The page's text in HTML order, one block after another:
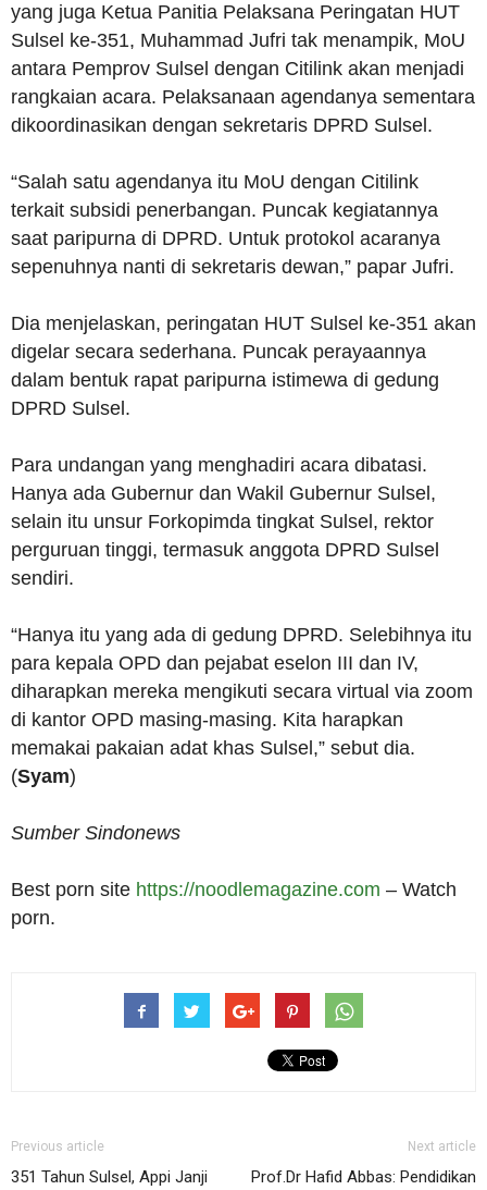
yang juga Ketua Panitia Pelaksana Peringatan HUT
Sulsel ke-351, Muhammad Jufri tak menampik, MoU
antara Pemprov Sulsel dengan Citilink akan menjadi
rangkaian acara. Pelaksanaan agendanya sementara
dikoordinasikan dengan sekretaris DPRD Sulsel.
“Salah satu agendanya itu MoU dengan Citilink
terkait subsidi penerbangan. Puncak kegiatannya
saat paripurna di DPRD. Untuk protokol acaranya
sepenuhnya nanti di sekretaris dewan,” papar Jufri.
Dia menjelaskan, peringatan HUT Sulsel ke-351 akan
digelar secara sederhana. Puncak perayaannya
dalam bentuk rapat paripurna istimewa di gedung
DPRD Sulsel.
Para undangan yang menghadiri acara dibatasi.
Hanya ada Gubernur dan Wakil Gubernur Sulsel,
selain itu unsur Forkopimda tingkat Sulsel, rektor
perguruan tinggi, termasuk anggota DPRD Sulsel
sendiri.
“Hanya itu yang ada di gedung DPRD. Selebihnya itu
para kepala OPD dan pejabat eselon III dan IV,
diharapkan mereka mengikuti secara virtual via zoom
di kantor OPD masing-masing. Kita harapkan
memakai pakaian adat khas Sulsel,” sebut dia.
(Syam)
Sumber Sindonews
Best porn site https://noodlemagazine.com – Watch
porn.
Previous article
351 Tahun Sulsel, Appi Janji
Next article
Prof.Dr Hafid Abbas: Pendidikan